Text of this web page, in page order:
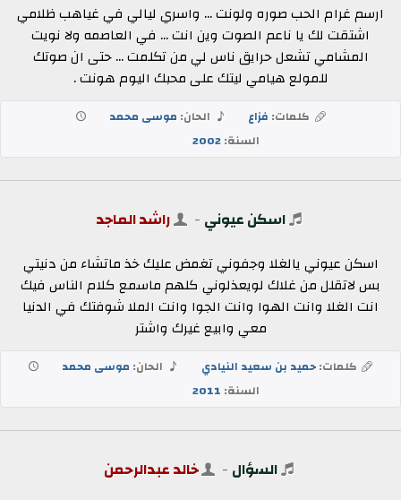
ارسم غرام الحب صوره ولونت ... واسري ليالي في غياهب ظلامي
اشتقت لك يا ناعم الصوت وين انت ... في العاصمه ولا نويت
المشامي تشعل حرايق ناس لي من تكلمت ... حتى ان صوتك
للمولع هيامي ليتك على محبك اليوم هونت .
كلمات: فزاع الحان: موسى محمد
السنة:2002
اسكن عيوني - راشد الماجد
اسكن عيوني يالغلا وجفوني تغمض عليك خذ ماتشاء من دنيتي
بس لاتقلل من غلاك لويعذلوني كلهم ماسمع كلام الناس فيك
انت الغلا وانت الهوا وانت الجوا وانت الملا شوفتك في الدنيا
معي وابيع غيرك واشتر
كلمات:حميد بن سعيد النيادي الحان: موسى محمد
السنة: 2011
السؤال - خالد عبدالرحمن